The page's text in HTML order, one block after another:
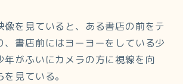
像を見ていると、ある書店の前をテ
、書店前にはヨーヨーをしている少
年がふいにカメラの方に視線を向
見ている。